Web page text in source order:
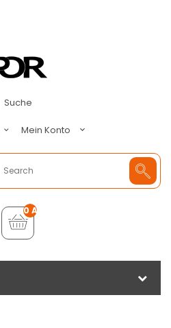
Suche
Mein Konto
0 Artikel - €0,00